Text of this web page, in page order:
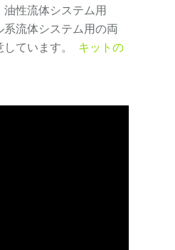
性流体システム用
系流体システム用の両
しています。 キットの